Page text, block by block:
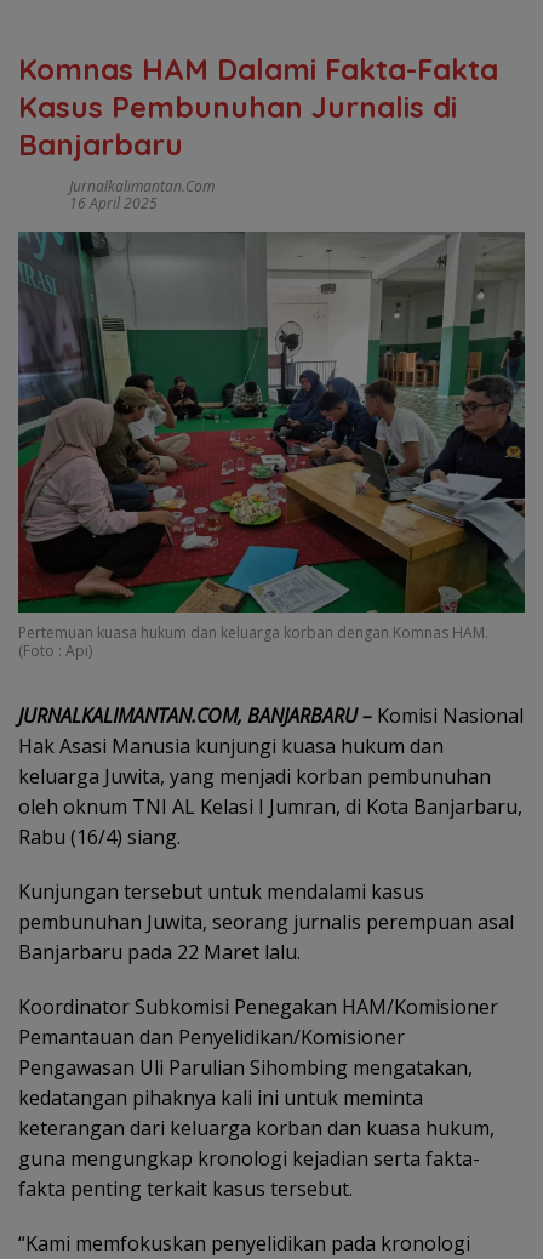
Komnas HAM Dalami Fakta-Fakta
Kasus Pembunuhan Jurnalis di
Banjarbaru
Jurnalkalimantan.com
16 April 2025
Pertemuan kuasa hukum dan keluarga korban dengan Komnas HAM.
(Foto : Api)
JURNALKALIMANTAN.COM, BANJARBARU – Komisi Nasional
Hak Asasi Manusia kunjungi kuasa hukum dan
keluarga Juwita, yang menjadi korban pembunuhan
oleh oknum TNI AL Kelasi I Jumran, di Kota Banjarbaru,
Rabu (16/4) siang.
Kunjungan tersebut untuk mendalami kasus
pembunuhan Juwita, seorang jurnalis perempuan asal
Banjarbaru pada 22 Maret lalu.
Koordinator Subkomisi Penegakan HAM/Komisioner
Pemantauan dan Penyelidikan/Komisioner
Pengawasan Uli Parulian Sihombing mengatakan,
kedatangan pihaknya kali ini untuk meminta
keterangan dari keluarga korban dan kuasa hukum,
guna mengungkap kronologi kejadian serta fakta-
fakta penting terkait kasus tersebut.
“Kami memfokuskan penyelidikan pada kronologi